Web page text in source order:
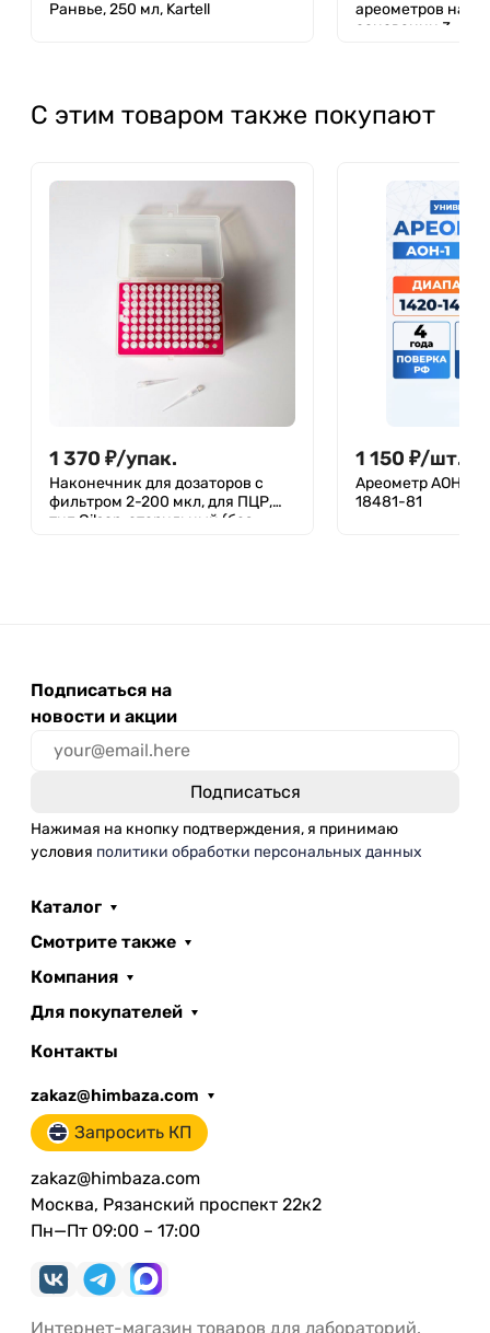
Ранвье, 250 мл, Kartell
ареометров на
основании 3-47/
С этим товаром также покупают
1 370 ₽/упак.
Наконечник для дозаторов с
фильтром 2-200 мкл, для ПЦР,
тип Gilson, стерильный (без
1 150 ₽/шт.
Ареометр АОН-1
18481-81
Подписаться на
новости и акции
Нажимая на кнопку подтверждения, я принимаю
условия политики обработки персональных данных
Каталог
Смотрите также
Компания
Для покупателей
Контакты
zakaz@himbaza.com
Запросить КП
zakaz@himbaza.com
Москва, Рязанский проспект 22к2
Пн—Пт 09:00 – 17:00
Интернет-магазин товаров для лабораторий.